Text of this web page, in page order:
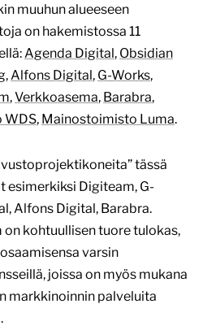
muuhun alueeseen
on hakemistossa 11
Agenda Digital, Obsidian
, Alfons Digital, G-Works,
,Verkkoasema, Barabra,
WDS, Mainostoimisto Luma.
tässä
esimerkiksi Digiteam, G-
Alfons Digital, Barabra.
kohtuullisen tuore tulokas,
varsin
joissa on myös mukana
markkinoinnin palveluita